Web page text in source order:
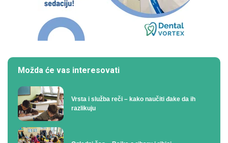
Možda će vas interesovati
Vrsta i služba reči – kako naučiti đake da ih
razlikuju